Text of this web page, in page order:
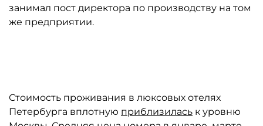
занимал пост директора по производству на том
же предприятии.
Стоимость проживания в люксовых отелях
Петербурга вплотную приблизилась к уровню